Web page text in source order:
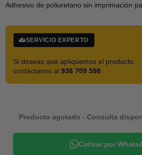
Adhesivo de poliuretano sin imprimación
SERVICIO EXPERTO
Si deseas que apliquemos el producto,
contáctanos al 936 709 598
Producto agotado - Consulta
Cotizar por